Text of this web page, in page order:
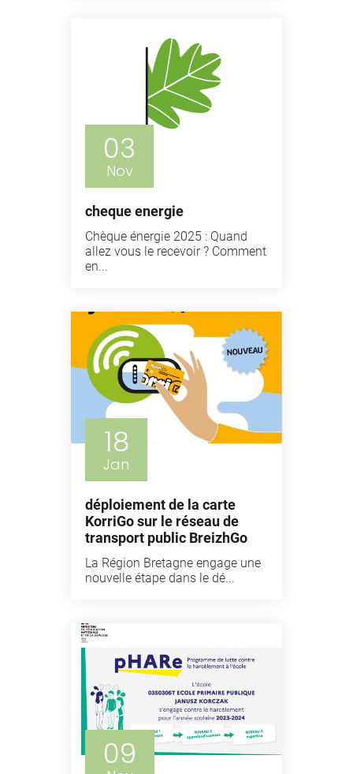
03
Nov
cheque energie
Chèque énergie 2025 : Quand
allez vous le recevoir ? Comment
en...
18
Jan
déploiement de la carte
KorriGo sur le réseau de
transport public BreizhGo
La Région Bretagne engage une
nouvelle étape dans le dé...
09